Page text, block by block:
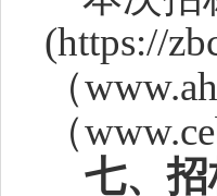
(https://
（
（
七、